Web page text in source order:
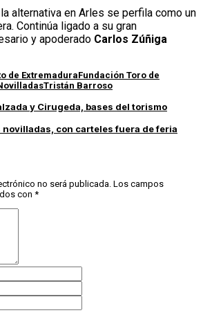
alternativa en Arles se perfila como un
Continúa ligado a su gran
y apoderado Carlos Zúñiga
de ExtremaduraFundación Toro de
Tristán Barroso
y Cirugeda, bases del torismo
novilladas, con carteles fuera de feria
no será publicada. Los campos
con *